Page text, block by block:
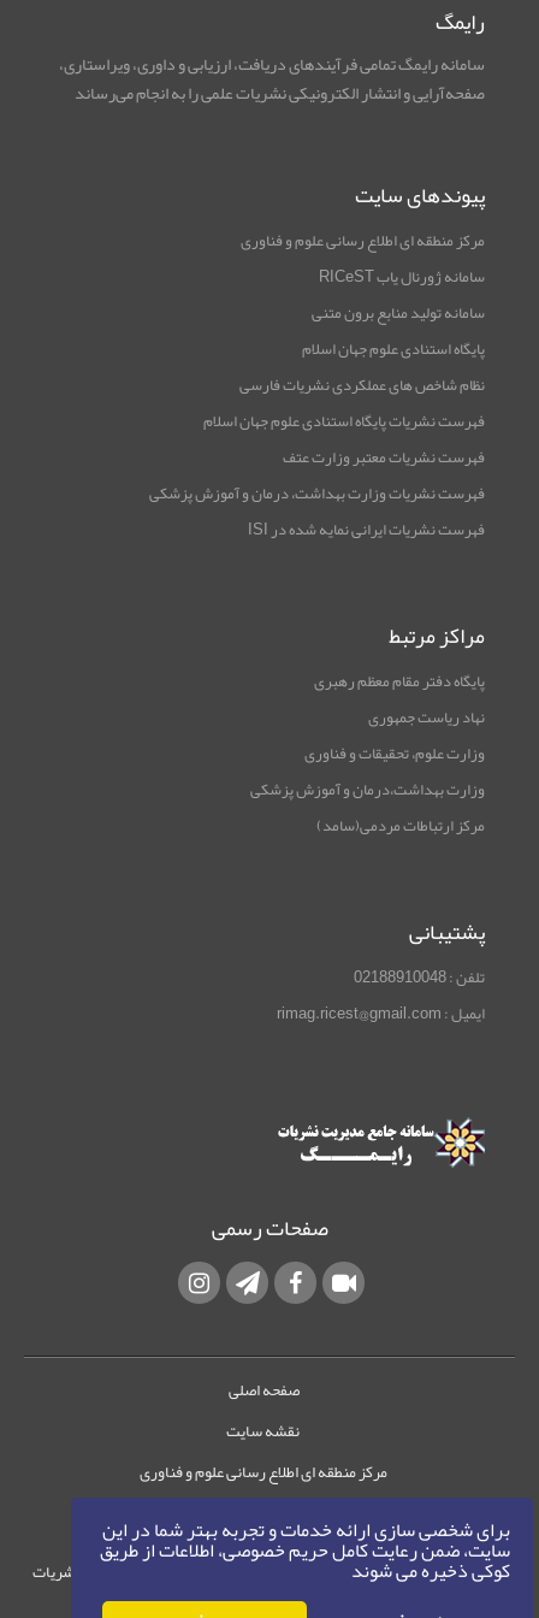
برای شخصی سازی ارائه خدمات و تجربه بهتر شما در این
سایت، ضمن رعایت کامل حریم خصوصی، اطلاعات از طریق
کوکی ذخیره می شوند
رایمگ
سامانه رایمگ تمامی فرآیندهای دریافت، ارزیابی و داوری، ویراستاری،
صفحه‌آرایی و انتشار الکترونیکی نشریات علمی را به انجام می‌رساند
پیوندهای سایت
مرکز منطقه ای اطلاع رسانی علوم و فناوری
سامانه ژورنال یاب RICeST
سامانه تولید منابع برون متنی
پایگاه استنادی علوم جهان اسلام
نظام شاخص های عملکردی نشریات فارسی
فهرست نشریات پایگاه استنادی علوم جهان اسلام
فهرست نشریات معتبر وزارت عتف
فهرست نشریات وزارت بهداشت، درمان و آموزش پزشکی
فهرست نشریات ایرانی نمایه شده در ISI
مراکز مرتبط
پایگاه دفتر مقام معظم رهبری
نهاد ریاست جمهوری
وزارت علوم، تحقیقات و فناوری
وزارت بهداشت،درمان و آموزش پزشکی
مرکز ارتباطات مردمی(سامد)
پشتیبانی
تلفن : 02188910048
ایمیل : rimag.ricest@gmail.com
صفحات رسمی
صفحه اصلی
نقشه سایت
مرکز منطقه ای اطلاع رسانی علوم و فناوری
حقوق این وب‌سایت متعلق به سامانه مدیریت نشریات
رایمگ است.